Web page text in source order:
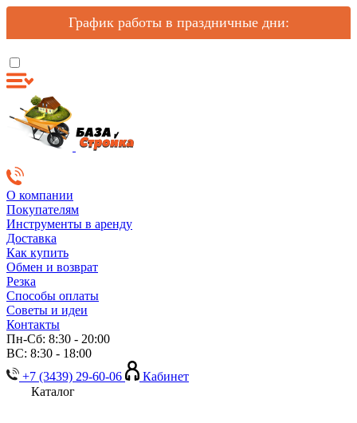
График работы в праздничные дни:
О компании
Покупателям
Инструменты в аренду
Доставка
Как купить
Обмен и возврат
Резка
Способы оплаты
Советы и идеи
Контакты
Пн-Сб: 8:30 - 20:00
ВС: 8:30 - 18:00
+7 (3439) 29-60-06
Кабинет
Каталог